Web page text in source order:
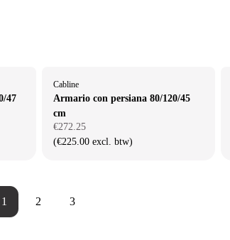
47
Cabline
Armario con persiana 80/120/45
cm
€272.25
(€225.00 excl. btw)
1 2 3